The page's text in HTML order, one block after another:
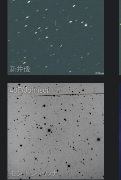
新井優
48P/Johnson
モンドシャルナ